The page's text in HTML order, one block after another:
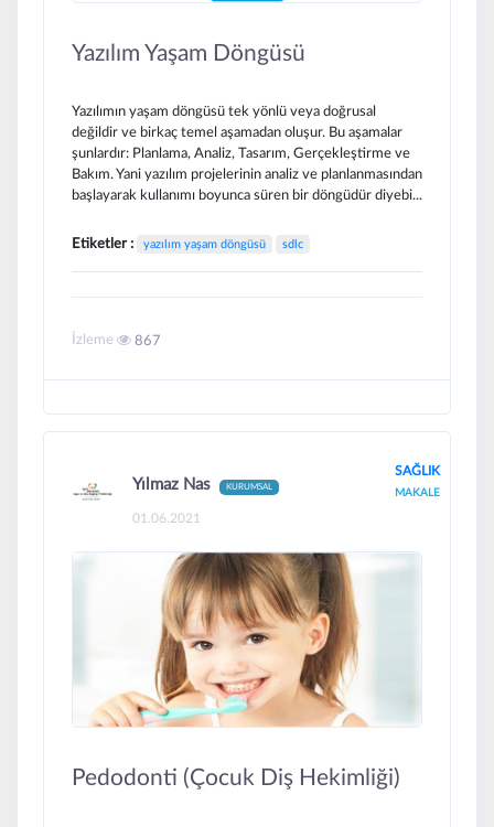
Yazılım Yaşam Döngüsü
Yazılımın yaşam döngüsü tek yönlü veya doğrusal
değildir ve birkaç temel aşamadan oluşur. Bu aşamalar
şunlardır: Planlama, Analiz, Tasarım, Gerçekleştirme ve
Bakım. Yani yazılım projelerinin analiz ve planlanmasından
başlayarak kullanımı boyunca süren bir döngüdür diyebi...
Etiketler : yazılım yaşam döngüsü sdlc
İzleme 867
Yılmaz Nas KURUMSAL
01.06.2021
SAĞLIK
MAKALE
Pedodonti (Çocuk Diş Hekimliği)